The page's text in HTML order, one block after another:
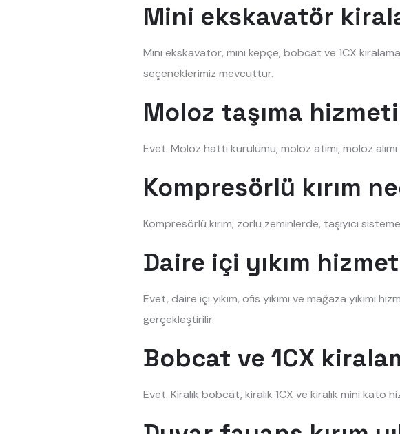
Mini ekskavatör
Mini ekskavatör, mini kepçe, bobcat ve 1CX
seçeneklerimiz mevcuttur.
Moloz taşıma
Evet. Moloz hattı kurulumu, moloz atımı, moloz
Kompresörlü kırım
Kompresörlü kırım; zorlu zeminlerde, taşıyıcı
Daire içi yıkım
Evet, daire içi yıkım, ofis yıkımı ve mağaza
gerçekleştirilir.
Bobcat ve 1CX
Evet. Kiralık bobcat, kiralık 1CX ve kiralık mini